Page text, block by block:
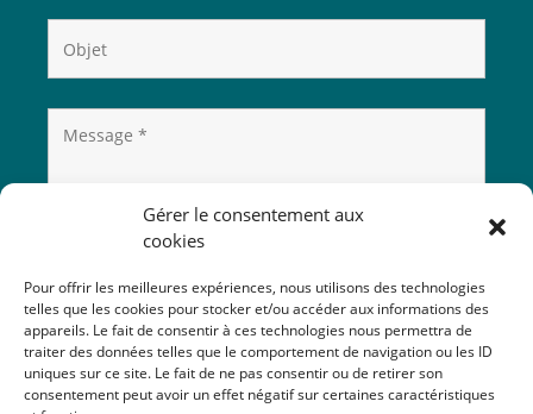
Gérer le consentement aux
cookies
Pour offrir les meilleures expériences, nous utilisons des technologies
telles que les cookies pour stocker et/ou accéder aux informations des
appareils. Le fait de consentir à ces technologies nous permettra de
traiter des données telles que le comportement de navigation ou les ID
uniques sur ce site. Le fait de ne pas consentir ou de retirer son
consentement peut avoir un effet négatif sur certaines caractéristiques